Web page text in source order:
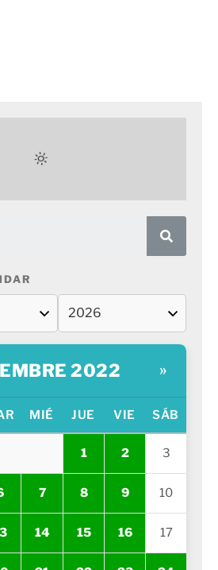
2022 »
MIÉ JUE VIE SÁB
1 2 3
7 8 9 10
14 15 16 17